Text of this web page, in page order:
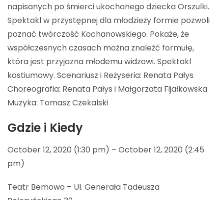
napisanych po śmierci ukochanego dziecka Orszulki.
Spektakl w przystępnej dla młodzieży formie pozwoli
poznać twórczość Kochanowskiego. Pokaże, że
współczesnych czasach można znaleźć formułę,
która jest przyjazna młodemu widzowi. Spektakl
kostiumowy. Scenariusz i Reżyseria: Renata Pałys
Choreografia: Renata Pałys i Małgorzata Fijałkowska
Muzyka: Tomasz Czekalski
Gdzie i Kiedy
October 12, 2020 (1:30 pm) – October 12, 2020 (2:45
pm)
Teatr Bemowo – Ul. Generała Tadeusza